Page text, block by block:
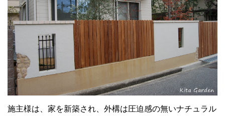
施主様は、家を新築され、外構は圧迫感の無いナチュラル